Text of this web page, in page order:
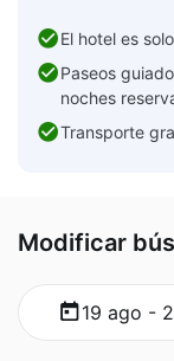
El hotel es
Paseos
noches
Transporte
Modificar
19 ago -